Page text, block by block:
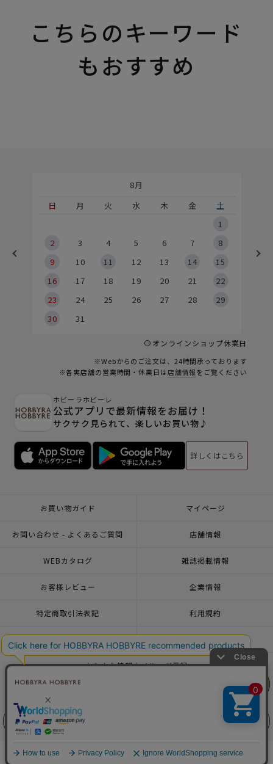
前に戻る
フェア
こちらのキーワード
もおすすめ
前に戻る
フェア
8月
日
月 火 水 木 金
土
1
2
3 4 5 6 7
8
9
10 11 12 13 14
15
16
17 18 19 20 21
22
23
24 25 26 27 28
29
30
31
オンラインショップ休業日
※Webからのご注文は、24時間承っております
※各実店舗の営業時間・休業日は店舗情報をご覧ください
ホビーラホビーレ
公式アプリで最新情報をお届け！
サクサク見られて、楽しいお買い物♪
詳しくはこちら
お買い物ガイド マイページ
お問い合わせ - よくあるご質問 店舗情報
WEBカタログ 雑誌掲載情報
お客様レビュー 企業情報
特定商取引法表記 利用規約
一緒に働こう♪求人情報
おトクな情報♪メルマガ登録
© 2026 HOBBYRA HOBBYRE CORPORATION ALL Rights Reserved